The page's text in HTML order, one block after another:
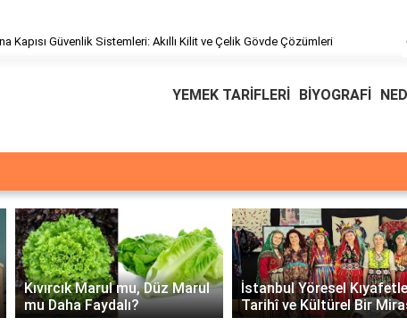
Kapısı Güvenlik Sistemleri: Akıllı Kilit ve Çelik Gövde Çözümleri
YEMEK TARİFLERİ BİYOGRAFİ
İstanbul Yöresel Kıyafetleri:
Tarihî ve Kültürel Bir Miras
Üssü
E Üssünün İntegrali -
Matematiksel Çözüm ve
Örnekler